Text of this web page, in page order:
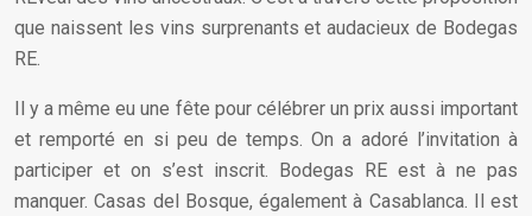
que naissent les vins surprenants et audacieux de Bodegas
RE.
Il y a même eu une fête pour célébrer un prix aussi important
et remporté en si peu de temps. On a adoré l’invitation à
participer et on s’est inscrit. Bodegas RE est à ne pas
manquer. Casas del Bosque, également à Casablanca. Il est